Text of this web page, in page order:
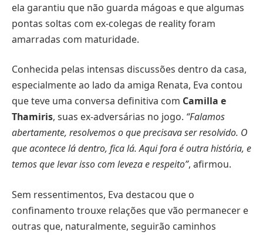
ela garantiu que não guarda mágoas e que algumas
pontas soltas com ex-colegas de reality foram
amarradas com maturidade.
Conhecida pelas intensas discussões dentro da casa,
especialmente ao lado da amiga Renata, Eva contou
que teve uma conversa definitiva com Camilla e
Thamiris, suas ex-adversárias no jogo. “Falamos
abertamente, resolvemos o que precisava ser resolvido. O
que acontece lá dentro, fica lá. Aqui fora é outra história, e
temos que levar isso com leveza e respeito”, afirmou.
Sem ressentimentos, Eva destacou que o
confinamento trouxe relações que vão permanecer e
outras que, naturalmente, seguirão caminhos